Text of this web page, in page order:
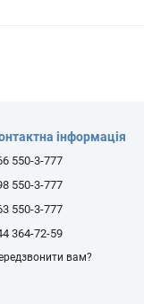
інформація
550-3-777
550-3-777
550-3-777
364-72-59
вам?